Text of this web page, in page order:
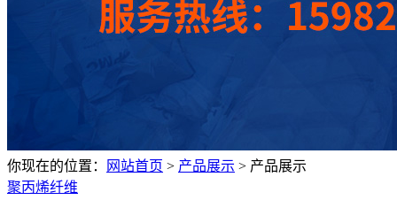
你现在的位置： 网站首页 > 产品展示 > 产品展示
聚丙烯纤维